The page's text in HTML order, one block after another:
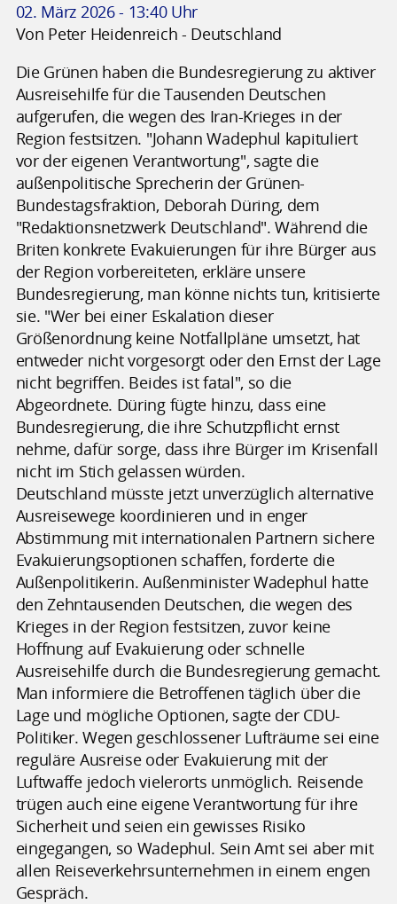
02. März 2026 - 13:40 Uhr
Von Peter Heidenreich - Deutschland
Die Grünen haben die Bundesregierung zu aktiver
Ausreisehilfe für die Tausenden Deutschen
aufgerufen, die wegen des Iran-Krieges in der
Region festsitzen. "Johann Wadephul kapituliert
vor der eigenen Verantwortung", sagte die
außenpolitische Sprecherin der Grünen-
Bundestagsfraktion, Deborah Düring, dem
"Redaktionsnetzwerk Deutschland". Während die
Briten konkrete Evakuierungen für ihre Bürger aus
der Region vorbereiteten, erkläre unsere
Bundesregierung, man könne nichts tun, kritisierte
sie. "Wer bei einer Eskalation dieser
Größenordnung keine Notfallpläne umsetzt, hat
entweder nicht vorgesorgt oder den Ernst der Lage
nicht begriffen. Beides ist fatal", so die
Abgeordnete. Düring fügte hinzu, dass eine
Bundesregierung, die ihre Schutzpflicht ernst
nehme, dafür sorge, dass ihre Bürger im Krisenfall
nicht im Stich gelassen würden.
Deutschland müsste jetzt unverzüglich alternative
Ausreisewege koordinieren und in enger
Abstimmung mit internationalen Partnern sichere
Evakuierungsoptionen schaffen, forderte die
Außenpolitikerin. Außenminister Wadephul hatte
den Zehntausenden Deutschen, die wegen des
Krieges in der Region festsitzen, zuvor keine
Hoffnung auf Evakuierung oder schnelle
Ausreisehilfe durch die Bundesregierung gemacht.
Man informiere die Betroffenen täglich über die
Lage und mögliche Optionen, sagte der CDU-
Politiker. Wegen geschlossener Lufträume sei eine
reguläre Ausreise oder Evakuierung mit der
Luftwaffe jedoch vielerorts unmöglich. Reisende
trügen auch eine eigene Verantwortung für ihre
Sicherheit und seien ein gewisses Risiko
eingegangen, so Wadephul. Sein Amt sei aber mit
allen Reiseverkehrsunternehmen in einem engen
Gespräch.